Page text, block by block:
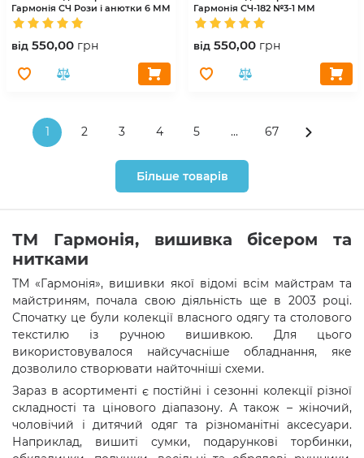
Гармонія СЧ Рози і анютки 6 ММ
вiд 550,00 грн
Гармонія СЧ-182 №3-1 ММ
вiд 550,00 грн
1 2 3 4 5 ... 67
Більше товарів
ТМ Гармонія, вишивка бісером та
нитками
ТМ «Гармонія», вишивки якої відомі всім майстрам та
майстриням, почала свою діяльність ще в 2003 році.
Спочатку це були колекції власного одягу та столового
текстилю із ручною вишивкою. Для цього
використовувалося найсучасніше обладнання, яке
дозволило створювати найточніші схеми.
Зараз в асортименті є постійні і сезонні колекції різної
складності та цінового діапазону. А також – жіночий,
чоловічий і дитячий одяг та різноманітні аксесуари.
Наприклад, вишиті сумки, подарункові торбинки,